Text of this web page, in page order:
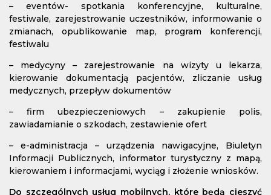
– eventów- spotkania konferencyjne, kulturalne,
festiwale, zarejestrowanie uczestników, informowanie o
zmianach, opublikowanie map, program konferencji,
festiwalu
– medycyny – zarejestrowanie na wizyty u lekarza,
kierowanie dokumentacją pacjentów, zliczanie usług
medycznych, przepływ dokumentów
– firm ubezpieczeniowych – zakupienie polis,
zawiadamianie o szkodach, zestawienie ofert
– e-administracja – urządzenia nawigacyjne, Biuletyn
Informacji Publicznych, informator turystyczny z mapą,
kierowaniem i informacjami, wyciąg i złożenie wniosków.
Do szczególnych usług mobilnych, które będą cieszyć